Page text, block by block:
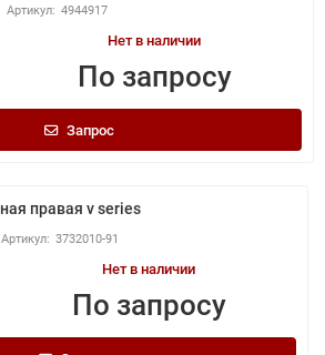
4944917
Нет в наличии
По запросу
Запрос
правая v series
3732010-91
Нет в наличии
По запросу